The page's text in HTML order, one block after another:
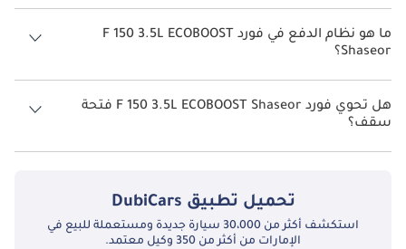
تتسع فورد F 150 3.5L ECOBOOST Shaseor لأ 5 أشخاص.
ما هو نظام الدفع في فورد F 150 3.5L ECOBOOST
Shaseor؟
نظام الدفع في فورد F 150 All Wheel Drive 3.5L ECOBOOST Shaseor.
هل تحوي فورد F 150 3.5L ECOBOOST Shaseor فتحة
سقف؟
نعم توفر فورد F 150 3.5L ECOBOOST Shaseor فتحة السقف كخيار.
تحميل تطبيق DubiCars
استكشف أكثر من 30،000 سيارة جديدة ومستعملة للبيع في
الإمارات من أكثر من 350 وكيل معتمد.